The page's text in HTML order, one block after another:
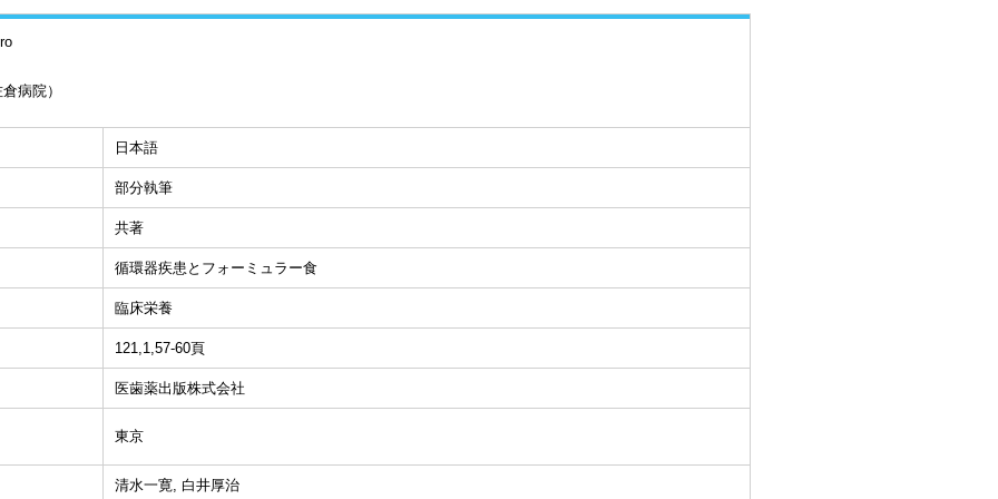
病院）
日本語
部分執筆
共著
循環器疾患とフォーミュラー食
臨床栄養
121,1,57-60頁
医歯薬出版株式会社
東京
清水一寛, 白井厚治